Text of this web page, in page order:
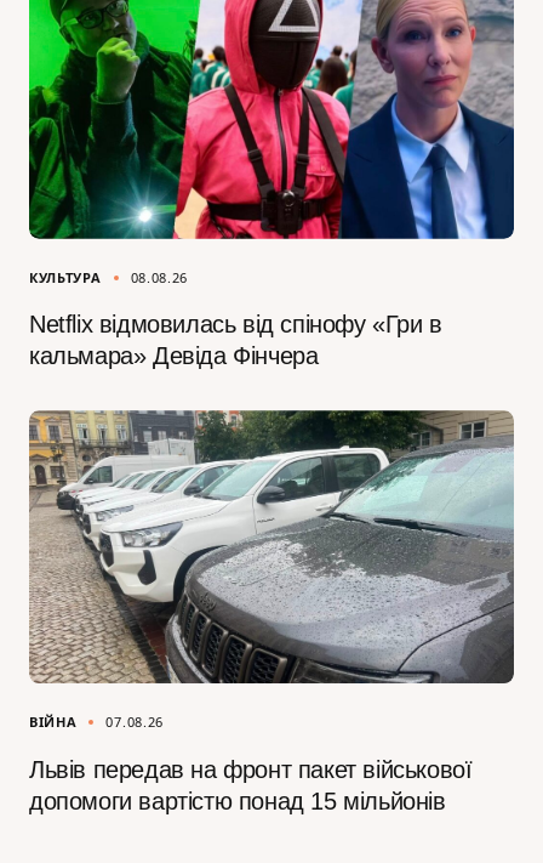
КУЛЬТУРА 08.08.26
Netflix відмовилась від спінофу «Гри в
кальмара» Девіда Фінчера
ВІЙНА 07.08.26
Львів передав на фронт пакет військової
допомоги вартістю понад 15 мільйонів